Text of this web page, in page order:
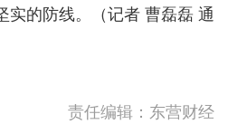
实的防线。（记者 曹磊磊 通
责任编辑：东营财经